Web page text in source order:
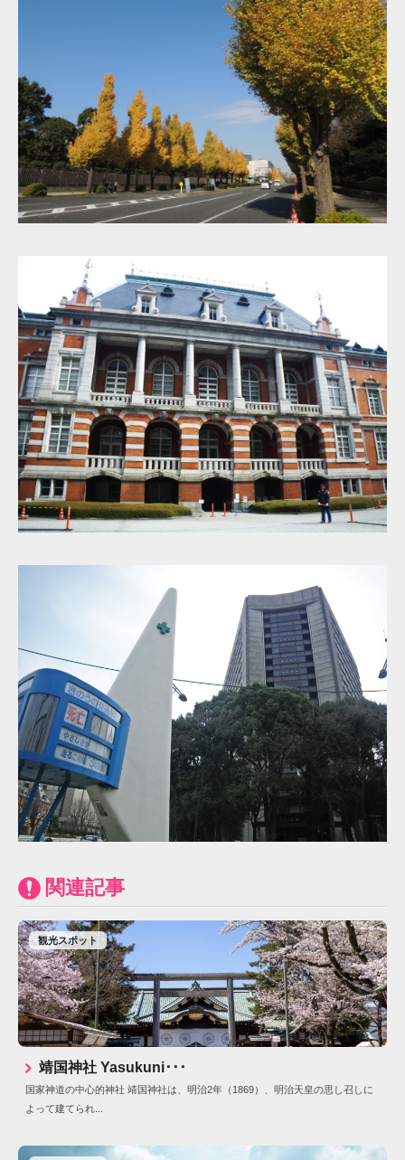
関連記事
観光スポット
靖国神社 Yasukuni･･･
国家神道の中心的神社 靖国神社は、明治2年（1869）、明治天皇の思し召しに
よって建てられ...